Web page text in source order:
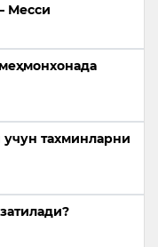
Месси
тахминларни